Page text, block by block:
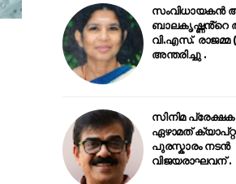
സംവിധായകൻ
ബാലകൃഷ്ണൻ്റെ
വി.എസ്. രാജമ്മ
അന്തരിച്ചു .
സിനിമ
ഏഴാമത്
പുരസ്കാരം നടൻ
വിജയരാഘവന് .